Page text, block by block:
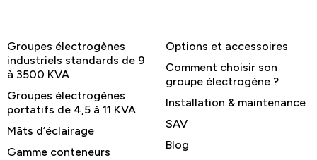
Groupes électrogènes
industriels standards de 9
à 3500 KVA
Groupes électrogènes
portatifs de 4,5 à 11 KVA
Mâts d’éclairage
Gamme conteneurs
Options et accessoires
Comment choisir son
groupe électrogène ?
Installation & maintenance
SAV
Blog